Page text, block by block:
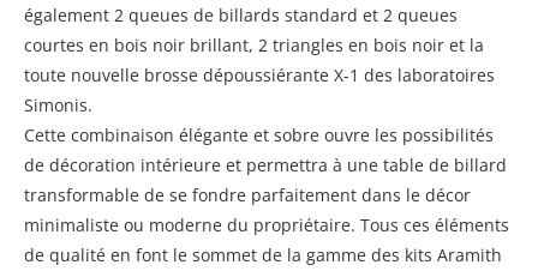
également 2 queues de billards standard et 2 queues
courtes en bois noir brillant, 2 triangles en bois noir et la
toute nouvelle brosse dépoussiérante X-1 des laboratoires
Simonis.
Cette combinaison élégante et sobre ouvre les possibilités
de décoration intérieure et permettra à une table de billard
transformable de se fondre parfaitement dans le décor
minimaliste ou moderne du propriétaire. Tous ces éléments
de qualité en font le sommet de la gamme des kits Aramith